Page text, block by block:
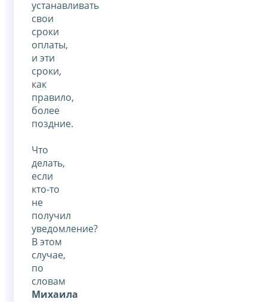
устанавливать
свои
сроки
оплаты,
и эти
сроки,
как
правило,
более
поздние.
Что
делать,
если
кто-то
не
получил
уведомление?
В этом
случае,
по
словам
Михаила